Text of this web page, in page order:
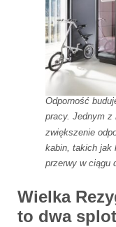
Odporność
pracy. Jednym z
zwiększenie
kabin, takich jak
przerwy w ciągu
Wielka
to dwa